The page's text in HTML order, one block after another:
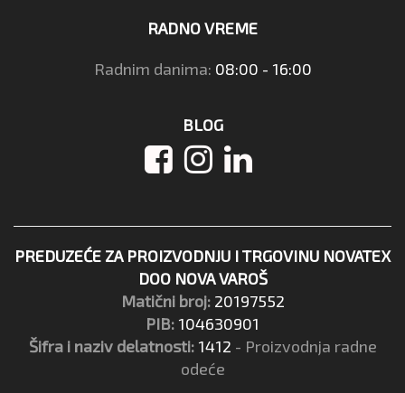
RADNO VREME
Radnim danima: 08:00 - 16:00
BLOG
PREDUZEĆE ZA PROIZVODNJU I TRGOVINU NOVATEX
DOO NOVA VAROŠ
Matični broj: 20197552
PIB: 104630901
Šifra i naziv delatnosti: 1412 - Proizvodnja radne
odeće